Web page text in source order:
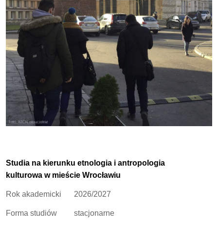
Studia na kierunku etnologia i antropologia
kulturowa w mieście Wrocławiu
Rok akademicki 2026/2027
Forma studiów stacjonarne